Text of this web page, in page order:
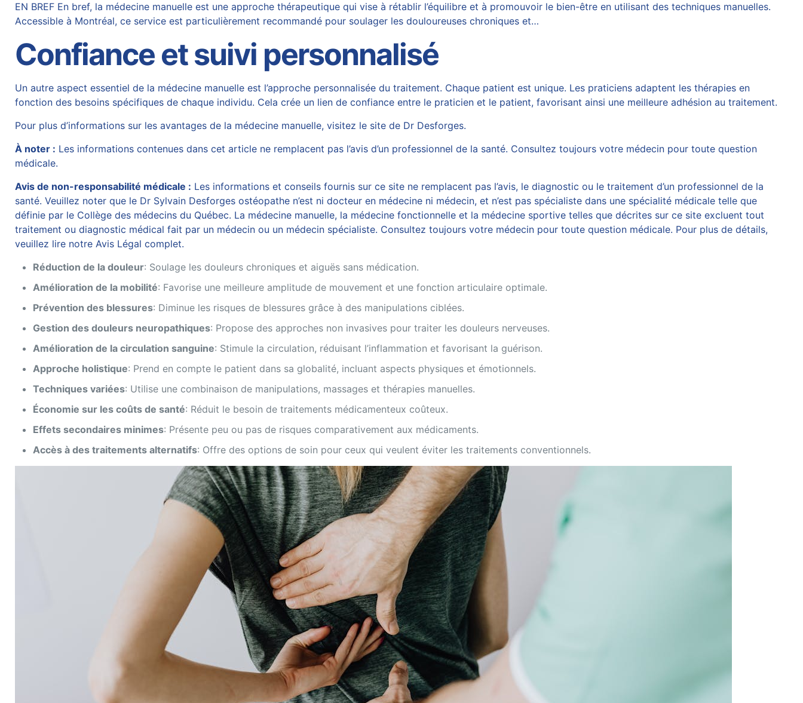
EN BREF En bref, la médecine manuelle est une approche thérapeutique qui vise à rétablir l’équilibre et à promouvoir le bien-être en utilisant des techniques manuelles.
Accessible à Montréal, ce service est particulièrement recommandé pour soulager les douloureuses chroniques et…
Confiance et suivi personnalisé
Un autre aspect essentiel de la médecine manuelle est l’approche personnalisée du traitement. Chaque patient est unique. Les praticiens adaptent les thérapies en
fonction des besoins spécifiques de chaque individu. Cela crée un lien de confiance entre le praticien et le patient, favorisant ainsi une meilleure adhésion au traitement.
Pour plus d’informations sur les avantages de la médecine manuelle, visitez le site de Dr Desforges.
À noter : Les informations contenues dans cet article ne remplacent pas l’avis d’un professionnel de la santé. Consultez toujours votre médecin pour toute question
médicale.
Avis de non-responsabilité médicale : Les informations et conseils fournis sur ce site ne remplacent pas l’avis, le diagnostic ou le traitement d’un professionnel de la
santé. Veuillez noter que le Dr Sylvain Desforges ostéopathe n’est ni docteur en médecine ni médecin, et n’est pas spécialiste dans une spécialité médicale telle que
définie par le Collège des médecins du Québec. La médecine manuelle, la médecine fonctionnelle et la médecine sportive telles que décrites sur ce site excluent tout
traitement ou diagnostic médical fait par un médecin ou un médecin spécialiste. Consultez toujours votre médecin pour toute question médicale. Pour plus de détails,
veuillez lire notre Avis Légal complet.
Réduction de la douleur: Soulage les douleurs chroniques et aiguës sans médication.
Amélioration de la mobilité: Favorise une meilleure amplitude de mouvement et une fonction articulaire optimale.
Prévention des blessures: Diminue les risques de blessures grâce à des manipulations ciblées.
Gestion des douleurs neuropathiques: Propose des approches non invasives pour traiter les douleurs nerveuses.
Amélioration de la circulation sanguine: Stimule la circulation, réduisant l’inflammation et favorisant la guérison.
Approche holistique: Prend en compte le patient dans sa globalité, incluant aspects physiques et émotionnels.
Techniques variées: Utilise une combinaison de manipulations, massages et thérapies manuelles.
Économie sur les coûts de santé: Réduit le besoin de traitements médicamenteux coûteux.
Effets secondaires minimes: Présente peu ou pas de risques comparativement aux médicaments.
Accès à des traitements alternatifs: Offre des options de soin pour ceux qui veulent éviter les traitements conventionnels.